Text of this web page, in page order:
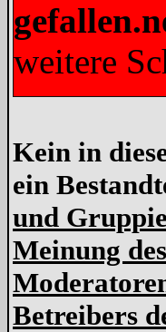
weitere
Kein in
ein
und
Meinung
Betreibers